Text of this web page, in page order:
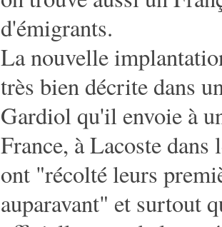
d'émigrants.
La nouvelle
très bien décrite dans
Gardiol qu'il envoie à
France, à Lacoste
ont "récolté leurs
auparavant" et surtout